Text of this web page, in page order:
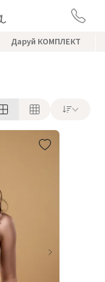
Даруй КОМПЛЕКТ